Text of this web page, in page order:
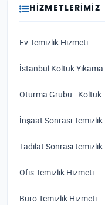
HIZMETLERIMIZ
Ev Temizlik Hizmeti
İstanbul Koltuk Yıkama
Oturma Grubu - Koltuk
İnşaat Sonrası
Tadilat Sonrası
Ofis Temizlik Hizmeti
Büro Temizlik Hizmeti